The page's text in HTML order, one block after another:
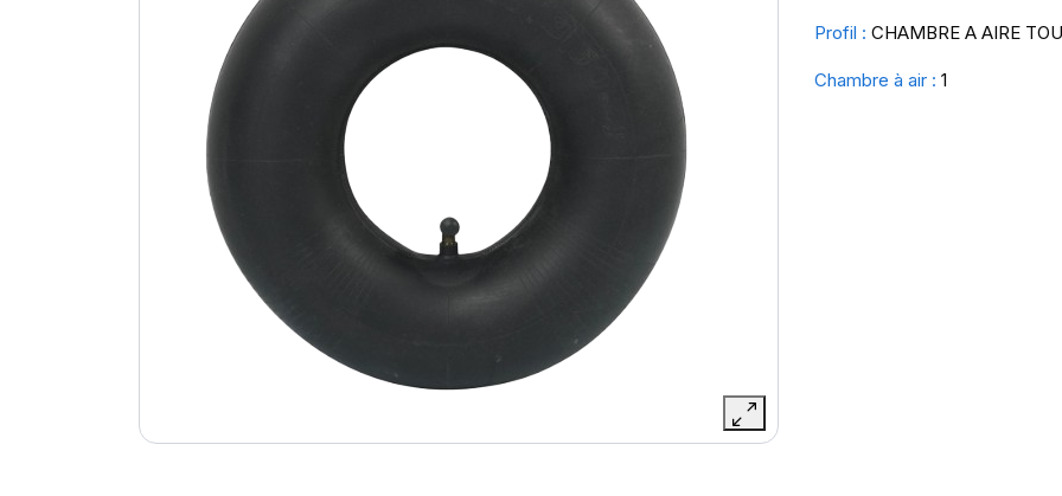
Profil : CHAMBRE A AIRE
Chambre à air : 1